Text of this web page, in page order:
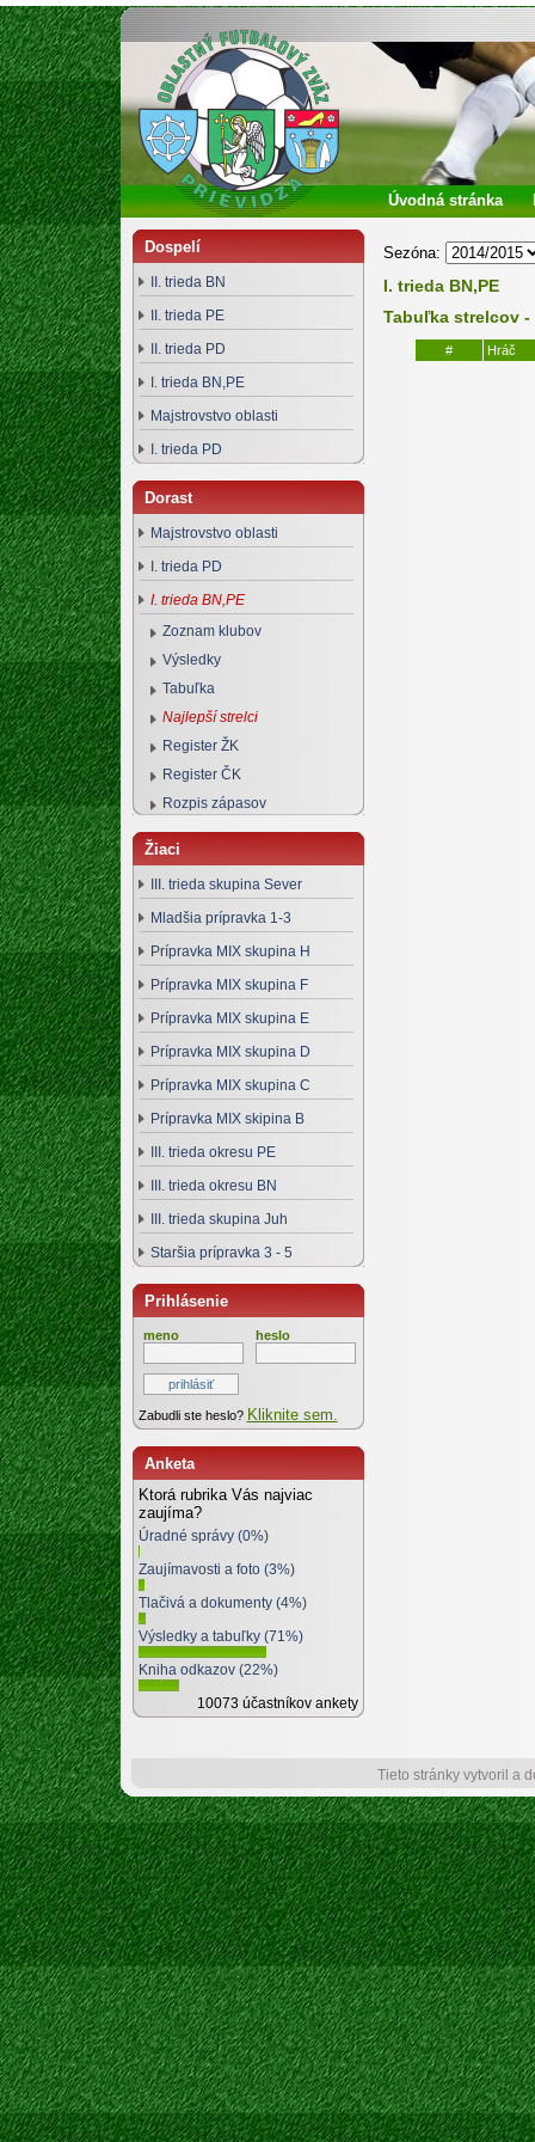
Oblastný futbalový zväz Prievidza
Úvodná stránka
Dospelí
II. trieda BN
II. trieda PE
II. trieda PD
I. trieda BN,PE
Majstrovstvo oblasti
I. trieda PD
Dorast
Majstrovstvo oblasti
I. trieda PD
I. trieda BN,PE
Zoznam klubov
Výsledky
Tabuľka
Najlepší strelci
Register ŽK
Register ČK
Rozpis zápasov
Žiaci
III. trieda skupina Sever
Mladšia prípravka 1-3
Prípravka MIX skupina H
Prípravka MIX skupina F
Prípravka MIX skupina E
Prípravka MIX skupina D
Prípravka MIX skupina C
Prípravka MIX skipina B
III. trieda okresu PE
III. trieda okresu BN
III. trieda skupina Juh
Staršia prípravka 3 - 5
Prihlásenie
meno heslo
Zabudli ste heslo? Kliknite sem.
Anketa
Ktorá rubrika Vás najviac
zaujíma?
Úradné správy (0%)
Zaujímavosti a foto (3%)
Tlačivá a dokumenty (4%)
Výsledky a tabuľky (71%)
Kniha odkazov (22%)
10073 účastníkov ankety
Sezóna:
I. trieda BN,PE
Tabuľka strelcov
# Hráč
Tieto stránky vytvoril a